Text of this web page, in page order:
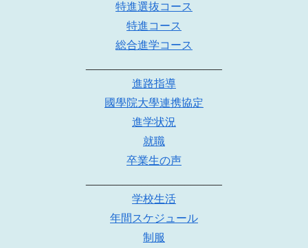
特進選抜コース
特進コース
総合進学コース
進路指導
國學院大學連携協定
進学状況
就職
卒業生の声
学校生活
年間スケジュール
制服